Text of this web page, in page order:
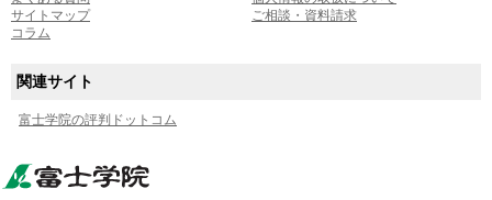
サイトマップ
ご相談・資料請求
コラム
関連サイト
富士学院の評判ドットコム